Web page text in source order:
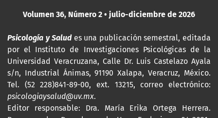
Volumen 36, Número 2 • julio-diciembre de 2026
Psicología y Salud es una publicación semestral, editada
por el Instituto de Investigaciones Psicológicas de la
Universidad Veracruzana, Calle Dr. Luis Castelazo Ayala
s/n, Industrial Ánimas, 91190 Xalapa, Veracruz, México.
Tel. (52 228)841-89-00, ext. 13215, correo electrónico:
psicologiaysalud@uv.mx.
Editor responsable: Dra. María Erika Ortega Herrera.